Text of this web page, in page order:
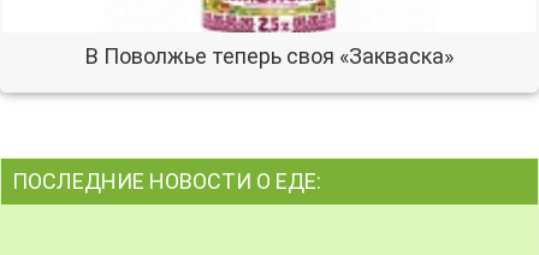
В Поволжье теперь своя «Закваска»
ПОСЛЕДНИЕ НОВОСТИ О ЕДЕ: